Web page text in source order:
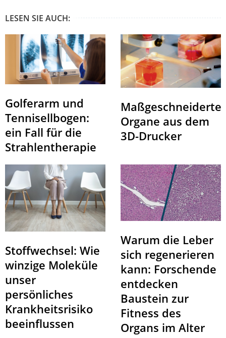
LESEN SIE AUCH:
Golferarm und
Tennisellbogen:
ein Fall für die
Strahlentherapie
Maßgeschneiderte
Organe aus dem
3D-Drucker
Stoffwechsel: Wie
winzige Moleküle
unser
persönliches
Krankheitsrisiko
beeinflussen
Warum die Leber
sich regenerieren
kann: Forschende
entdecken
Baustein zur
Fitness des
Organs im Alter